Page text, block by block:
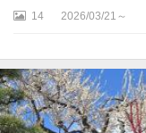
14 2026/03/21～